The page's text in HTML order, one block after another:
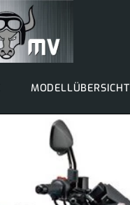
MODELLÜBERSICHT